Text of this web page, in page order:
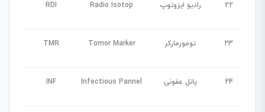
22 رادیو ایزوتوپ Radio Isotop
RDI
23 تومورمارکر Tomor Marker
TMR
24 پانل عفونی Infectious Pannel
INF